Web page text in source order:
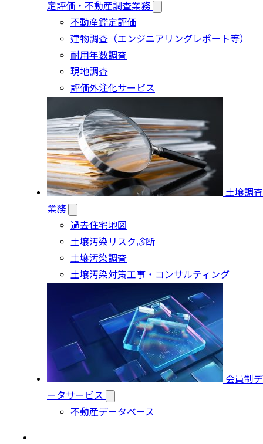
定評価・不動産調査業務
不動産鑑定評価
建物調査（エンジニアリングレポート等）
耐用年数調査
現地調査
評価外注化サービス
土壌調査
業務
過去住宅地図
土壌汚染リスク診断
土壌汚染調査
土壌汚染対策工事・コンサルティング
会員制デ
ータサービス
不動産データベース